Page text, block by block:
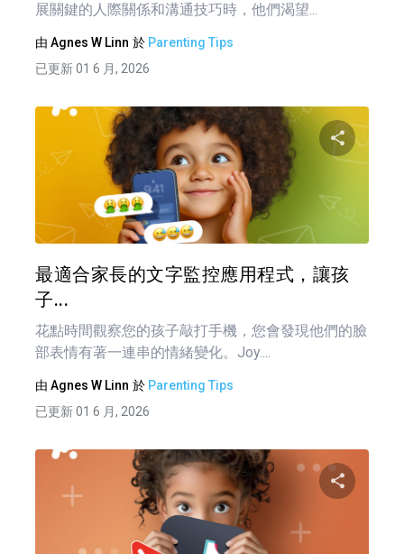
展關鍵的人際關係和溝通技巧時，他們渴望...
由 Agnes W Linn 於 Parenting Tips
已更新 01 6 月, 2026
最適合家長的文字監控應用程式，讓孩
子...
花點時間觀察您的孩子敲打手機，您會發現他們的臉
部表情有著一連串的情緒變化。Joy....
由 Agnes W Linn 於 Parenting Tips
已更新 01 6 月, 2026